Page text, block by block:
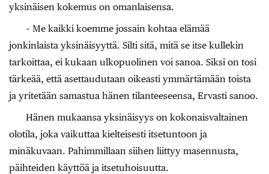
yksinäisen kokemus on omanlaisensa.
– Me kaikki koemme jossain kohtaa elämää
jonkinlaista yksinäisyyttä. Silti sitä, mitä se itse kullekin
tarkoittaa, ei kukaan ulkopuolinen voi sanoa. Siksi on tosi
tärkeää, että asettaudutaan oikeasti ymmärtämään toista
ja yritetään samastua hänen tilanteeseensa, Ervasti sanoo.
Hänen mukaansa yksinäisyys on kokonaisvaltainen
olotila, joka vaikuttaa kielteisesti itsetuntoon ja
minäkuvaan. Pahimmillaan siihen liittyy masennusta,
päihteiden käyttöä ja itsetuhoi­suutta.